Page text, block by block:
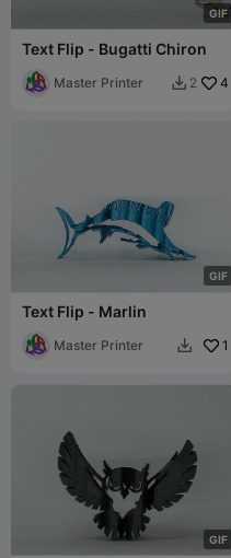
GIF
Text Flip - Bugatti Chiron
Master Printer  2 4
GIF
Text Flip - Marlin
Master Printer  1
GIF